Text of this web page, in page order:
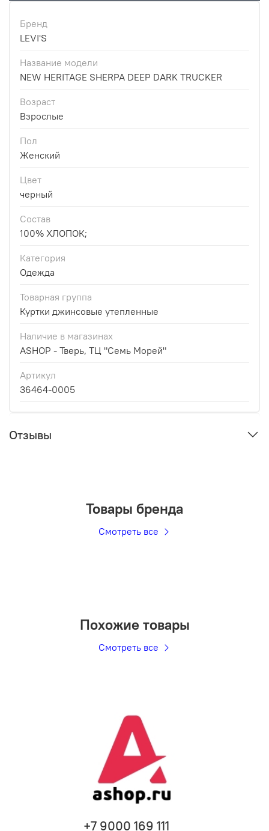
Бренд
LEVI'S
Название модели
NEW HERITAGE SHERPA DEEP DARK TRUCKER
Возраст
Взрослые
Пол
Женский
Цвет
черный
Состав
100% ХЛОПОК;
Категория
Одежда
Товарная группа
Куртки джинсовые утепленные
Наличие в магазинах
ASHOP - Тверь, ТЦ "Семь Морей"
Артикул
36464-0005
Отзывы
Товары бренда
Смотреть все
Похожие товары
Смотреть все
+7 9000 169 111